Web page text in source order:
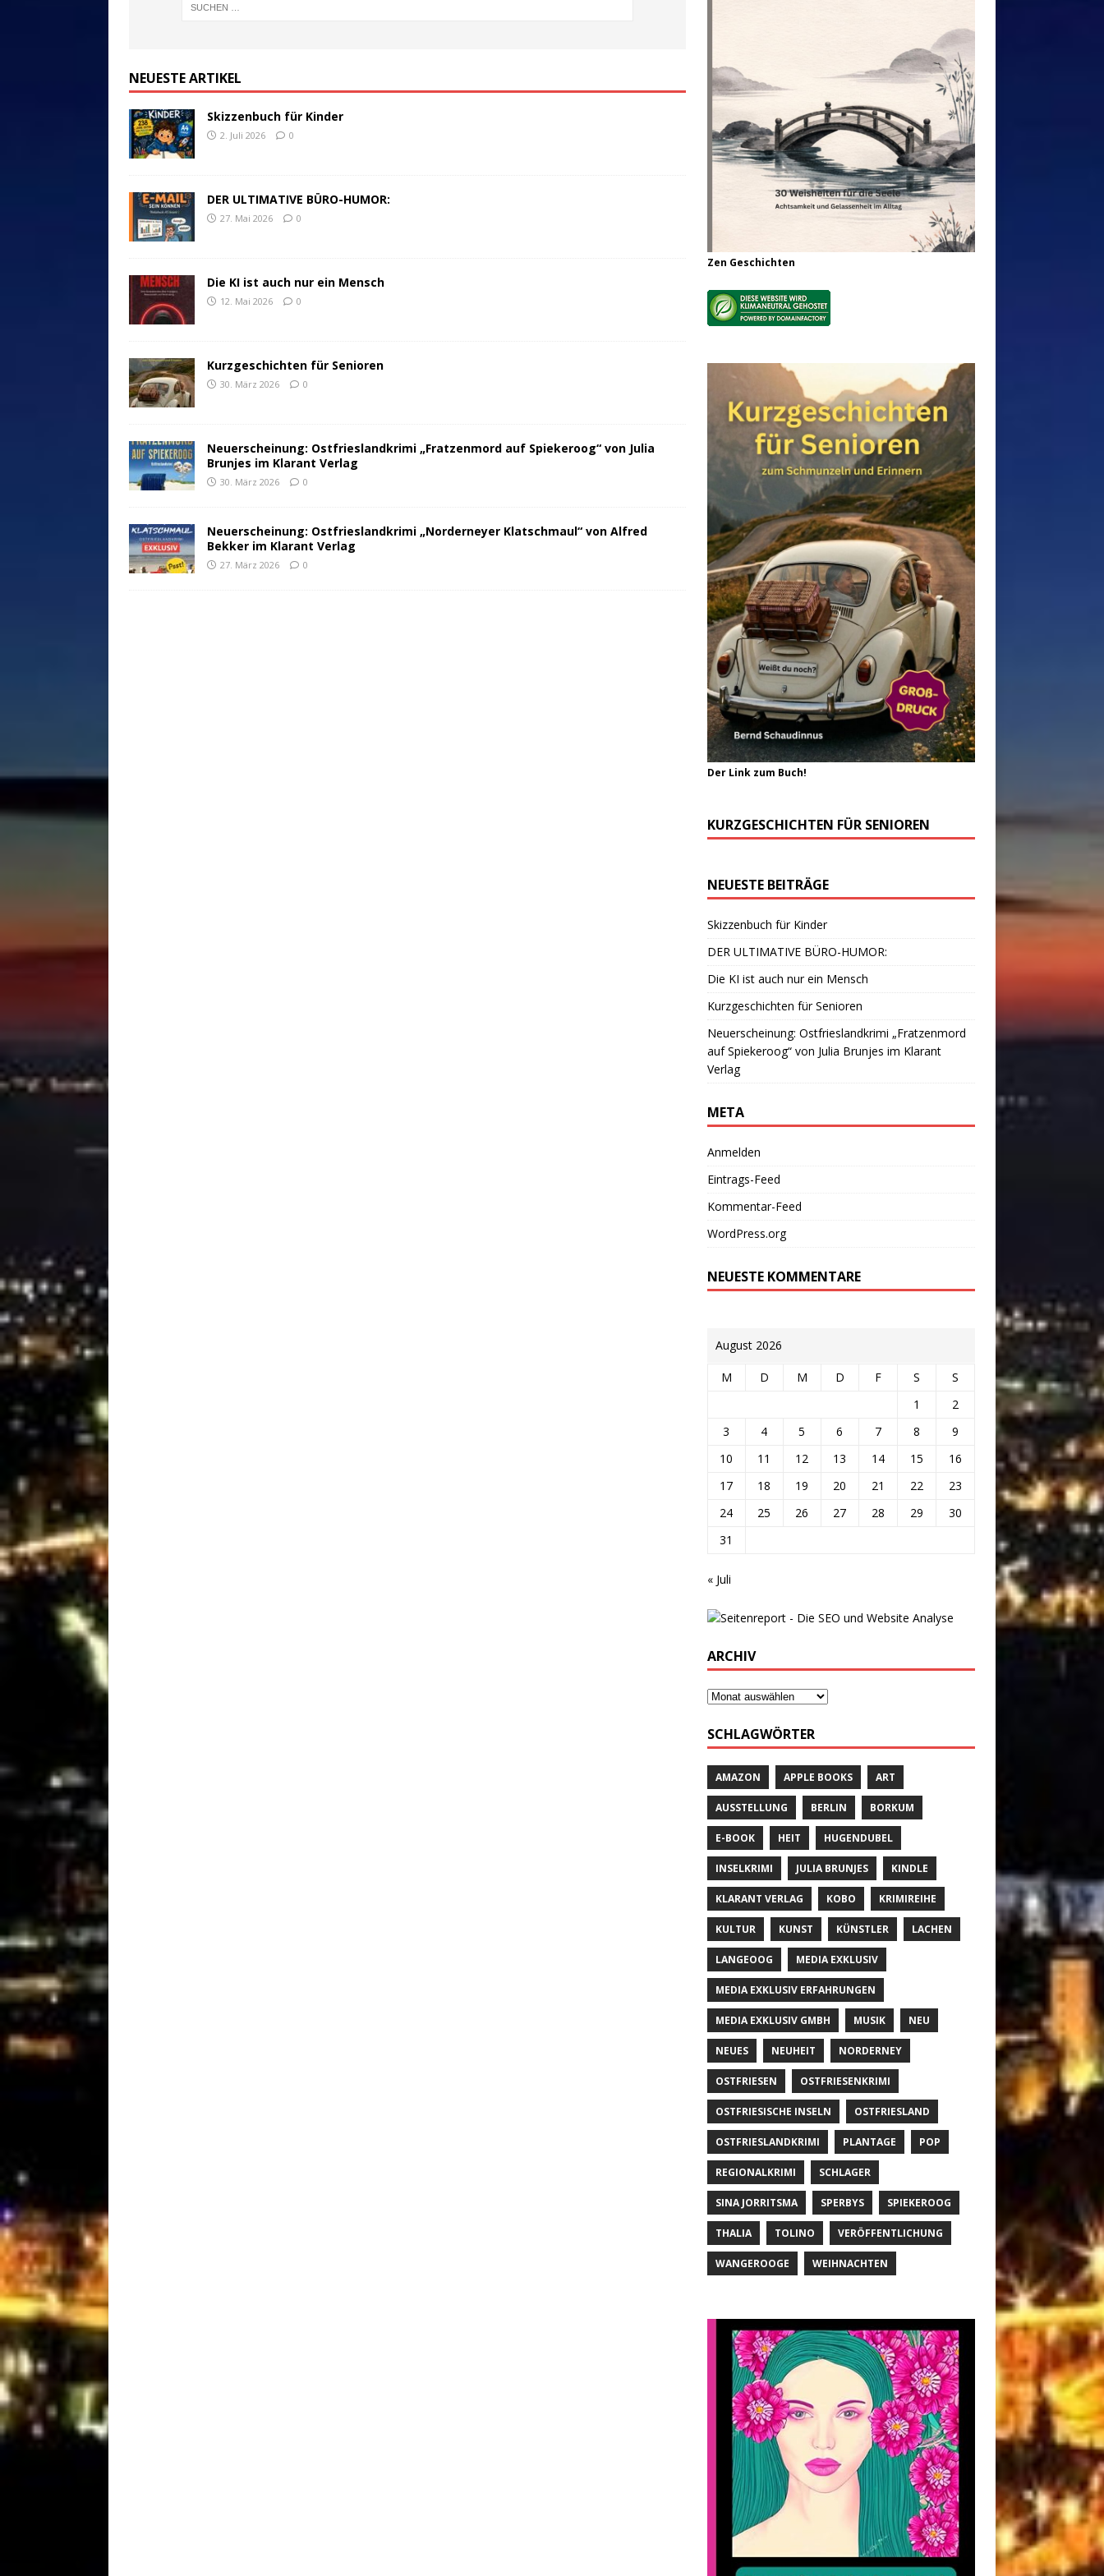
NEUESTE ARTIKEL
Skizzenbuch für Kinder
2. Juli 2026 0
DER ULTIMATIVE BÜRO-HUMOR:
27. Mai 2026 0
Die KI ist auch nur ein Mensch
12. Mai 2026 0
Kurzgeschichten für Senioren
30. März 2026 0
Neuerscheinung: Ostfrieslandkrimi „Fratzenmord auf Spiekeroog“ von Julia
Brunjes im Klarant Verlag
30. März 2026 0
Neuerscheinung: Ostfrieslandkrimi „Norderneyer Klatschmaul“ von Alfred
Bekker im Klarant Verlag
27. März 2026 0
Zen Geschichten
Der Link zum Buch!
KURZGESCHICHTEN FÜR SENIOREN
NEUESTE BEITRÄGE
Skizzenbuch für Kinder
DER ULTIMATIVE BÜRO-HUMOR:
Die KI ist auch nur ein Mensch
Kurzgeschichten für Senioren
Neuerscheinung: Ostfrieslandkrimi „Fratzenmord
auf Spiekeroog“ von Julia Brunjes im Klarant
Verlag
META
Anmelden
Eintrags-Feed
Kommentar-Feed
WordPress.org
NEUESTE KOMMENTARE
August 2026
M D M D F S
S
1
2
3
4 5 6 7 8
9
10
11 12 13 14 15
16
17
18 19 20 21 22
23
24
25 26 27 28 29
30
31
« Juli
ARCHIV
SCHLAGWÖRTER
AMAZON APPLE BOOKS ART
AUSSTELLUNG BERLIN BORKUM
E-BOOK HEIT HUGENDUBEL
INSELKRIMI JULIA BRUNJES KINDLE
KLARANT VERLAG KOBO KRIMIREIHE
KULTUR KUNST KÜNSTLER LACHEN
LANGEOOG MEDIA EXKLUSIV
MEDIA EXKLUSIV ERFAHRUNGEN
MEDIA EXKLUSIV GMBH MUSIK NEU
NEUES NEUHEIT NORDERNEY
OSTFRIESEN OSTFRIESENKRIMI
OSTFRIESISCHE INSELN OSTFRIESLAND
OSTFRIESLANDKRIMI PLANTAGE POP
REGIONALKRIMI SCHLAGER
SINA JORRITSMA SPERBYS SPIEKEROOG
THALIA TOLINO VERÖFFENTLICHUNG
WANGEROOGE WEIHNACHTEN